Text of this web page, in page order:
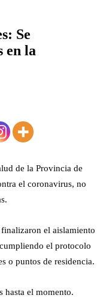
Se
en la
de la Provincia de
el coronavirus, no
el aislamiento
el protocolo
o puntos de residencia.
hasta el momento.